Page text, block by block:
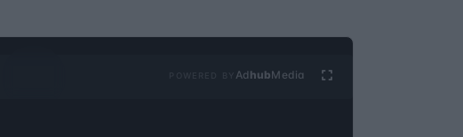
Ad hubMedia